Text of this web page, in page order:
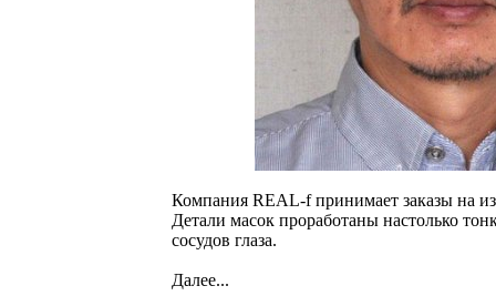
Компания REAL-f принимает заказы на
Детали масок проработаны настолько
сосудов глаза.
Далее...